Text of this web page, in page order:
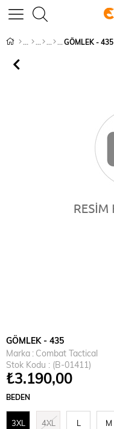
GÖMLEK - 435
GÖMLEK - 435
Marka : Combat Tactical
Stok Kodu
(B-01411)
₺3.190,00
BEDEN
3XL 4XL L M